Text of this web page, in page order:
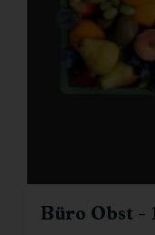
Büro Obst -